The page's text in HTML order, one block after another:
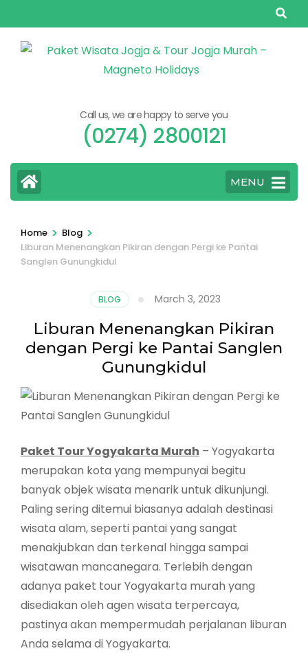
to
content
Call us, we are happy to serve you
(0274) 2800121
MENU
Home > Blog >
Liburan Menenangkan Pikiran dengan Pergi ke Pantai
Sanglen Gunungkidul
BLOG March 3, 2023
Liburan Menenangkan Pikiran
dengan Pergi ke Pantai Sanglen
Gunungkidul
Paket Tour Yogyakarta Murah – Yogyakarta
merupakan kota yang mempunyai begitu
banyak objek wisata menarik untuk dikunjungi.
Paling sering ditemui biasanya adalah destinasi
wisata alam, seperti pantai yang sangat
menakjubkan dan terkenal hingga sampai
wisatawan mancanegara. Terlebih dengan
adanya paket tour Yogyakarta murah yang
disediakan oleh agen wisata terpercaya,
pastinya akan mempermudah perjalanan liburan
Anda selama di Yogyakarta.